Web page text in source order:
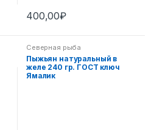
400,00₽
Северная рыба
Пыжьян натуральный в
желе 240 гр. ГОСТ ключ
Ямалик